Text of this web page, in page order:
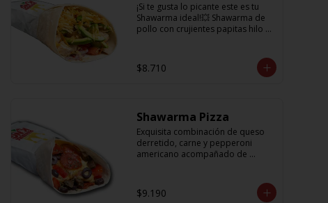
¡Si te gusta lo picante este es tu
Shawarma ideal!💥 Shawarma de
pollo con crujientes papitas hilo
salsa spicy (picante)
$8.710
Shawarma Pizza
Exquisita combinación de queso
derretido, carne y pepperoni
americano acompañado de
oregano
$9.190